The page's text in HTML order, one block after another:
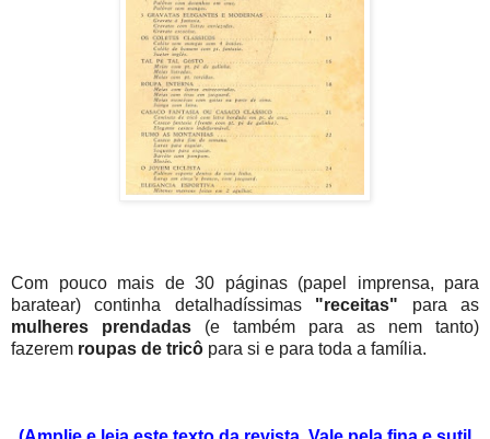
Com pouco mais de 30 páginas (papel imprensa, para
baratear) continha detalhadíssimas "receitas" para as
mulheres prendadas (e também para as nem tanto)
fazerem roupas de tricô para si e para toda a família.